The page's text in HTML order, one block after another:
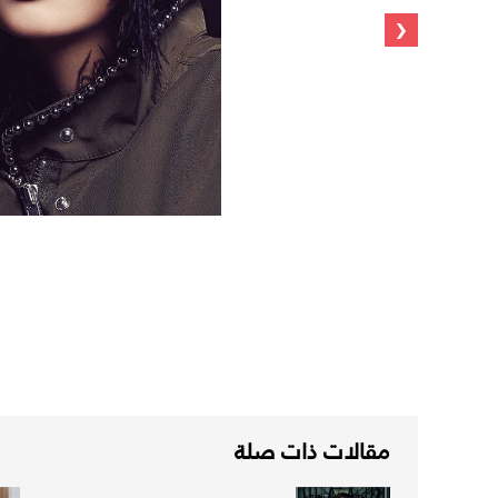
‹
مقالات ذات صلة